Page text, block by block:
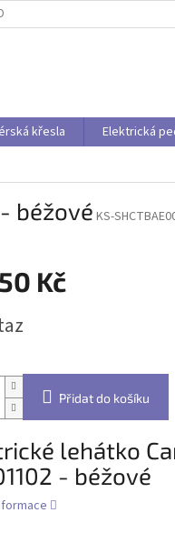
ÚDAJŮ
křesla Elektrická
béžové KS-
Kč
Přidat do košíku
lehátko
- béžové